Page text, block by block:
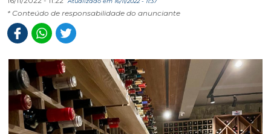
* Conteúdo de responsabilidade do anunciante